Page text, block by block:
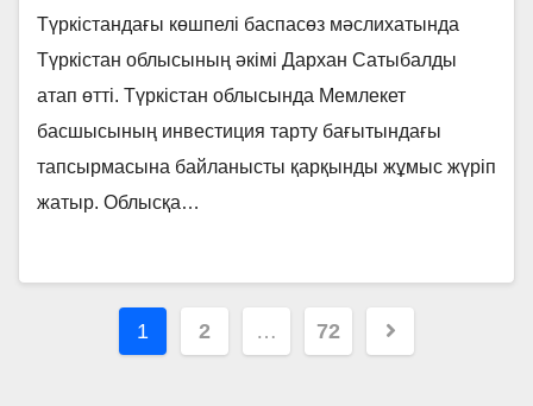
Түркістандағы көшпелі баспасөз мәслихатында
Түркістан облысының әкімі Дархан Сатыбалды
атап өтті. Түркістан облысында Мемлекет
басшысының инвестиция тарту бағытындағы
тапсырмасына байланысты қарқынды жұмыс жүріп
жатыр. Облысқа…
Пагинация
1 2 … 72